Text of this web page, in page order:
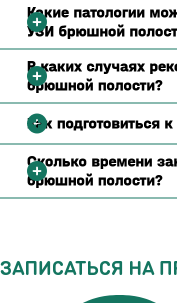
Какие патологии
УЗИ брюшной
В каких случаях
брюшной полости?
Как подготовиться
Сколько времени
брюшной полости?
ЗАПИСАТЬСЯ НА